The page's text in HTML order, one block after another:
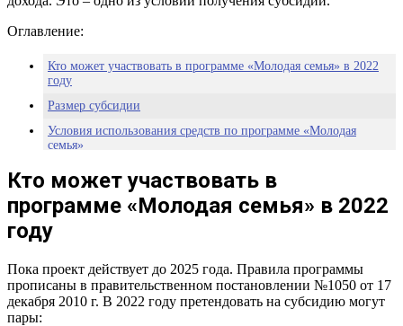
Оглавление:
Кто может участвовать в программе «Молодая семья» в 2022
году
Размер субсидии
Условия использования средств по программе «Молодая
семья»
Кто может участвовать в
программе «Молодая семья» в 2022
году
Пока проект действует до 2025 года. Правила программы
прописаны в правительственном постановлении №1050 от 17
декабря 2010 г. В 2022 году претендовать на субсидию могут
пары: